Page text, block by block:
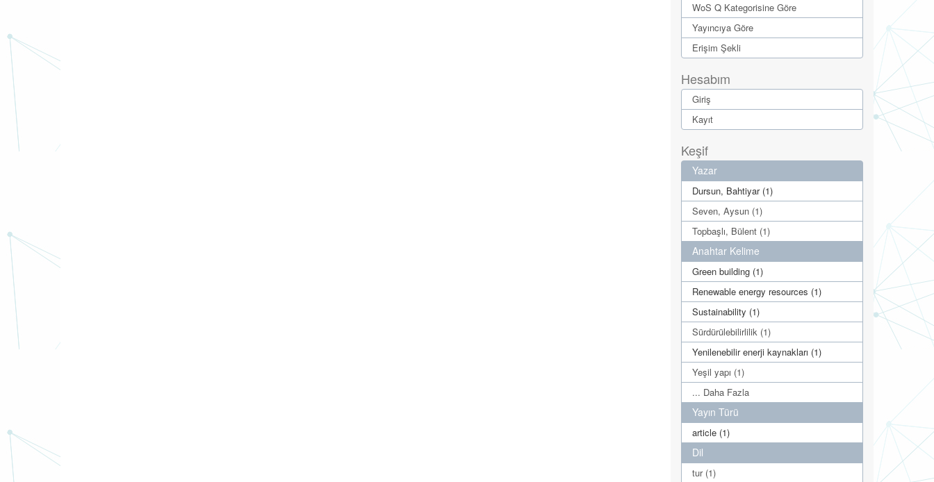
WoS Q Kategorisine Göre
Yayıncıya Göre
Erişim Şekli
Hesabım
Giriş
Kayıt
Keşif
Yazar
Dursun, Bahtiyar (1)
Seven, Aysun (1)
Topbaşlı, Bülent (1)
Anahtar Kelime
Green building (1)
Renewable energy resources (1)
Sustainability (1)
Sürdürülebilirlilik (1)
Yenilenebilir enerji kaynakları (1)
Yeşil yapı (1)
... Daha Fazla
Yayın Türü
article (1)
Dil
tur (1)